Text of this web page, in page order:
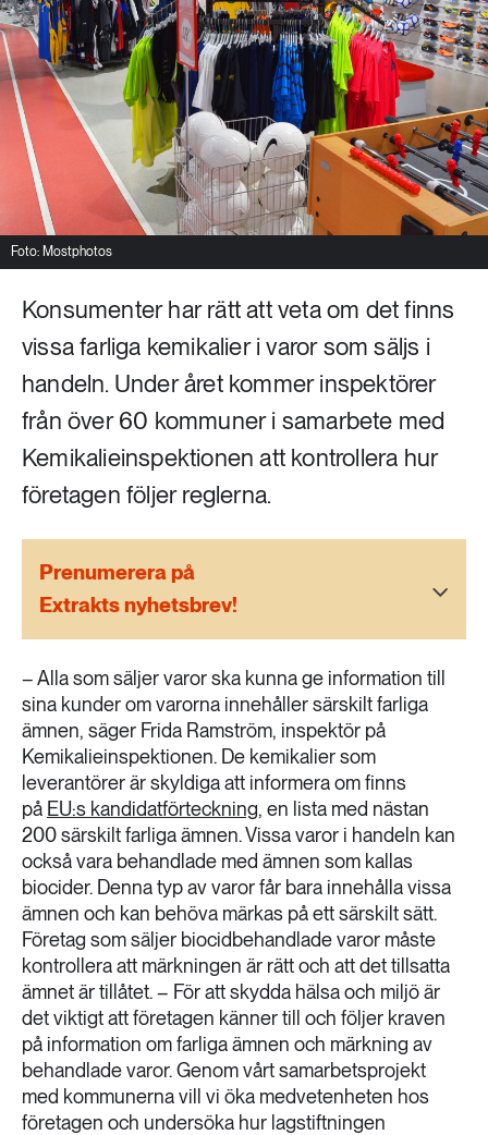
Mat & jordbruk
Skog
Social hållbarhet
Transport
Vatten
252 ARTIKLAR
Landsbygd
939 ARTIKLAR
Livsstil & konsumtion
612 ARTIKLAR
Mat & jordbruk
262 ARTIKLAR
Skog
Social hållbarhet
189 ARTIKLAR
473 ARTIKLAR
Vatten
Foto: Mostphotos
Konsumenter har rätt att veta om det finns
vissa farliga kemikalier i varor som säljs i
handeln. Under året kommer inspektörer
från över 60 kommuner i samarbete med
Kemikalieinspektionen att kontrollera hur
företagen följer reglerna.
Prenumerera på
Extrakts nyhetsbrev!
– Alla som säljer varor ska kunna ge information till
sina kunder om varorna innehåller särskilt farliga
ämnen, säger Frida Ramström, inspektör på
Kemikalieinspektionen. De kemikalier som
leverantörer är skyldiga att informera om finns
på EU:s kandidatförteckning, en lista med nästan
200 särskilt farliga ämnen. Vissa varor i handeln kan
också vara behandlade med ämnen som kallas
biocider. Denna typ av varor får bara innehålla vissa
ämnen och kan behöva märkas på ett särskilt sätt.
Företag som säljer biocidbehandlade varor måste
kontrollera att märkningen är rätt och att det tillsatta
ämnet är tillåtet. – För att skydda hälsa och miljö är
det viktigt att företagen känner till och följer kraven
på information om farliga ämnen och märkning av
behandlade varor. Genom vårt samarbetsprojekt
med kommunerna vill vi öka medvetenheten hos
företagen och undersöka hur lagstiftningen